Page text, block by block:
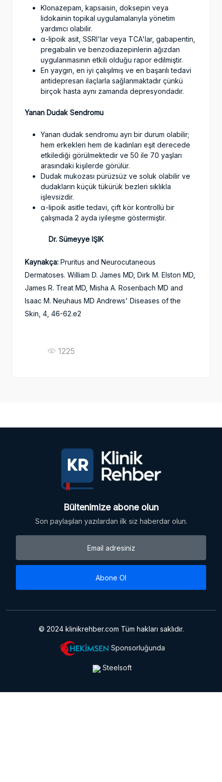
Klonazepam, kapsaisin, doksepin veya
lidokainin topikal uygulamalarıyla yönetim
yardımcı olabilir.
α-lipoik asit, SSRI'lar veya TCA'lar, gabapentin,
pregabalin ve benzodiazepinlerin ağızdan
uygulanmasının etkili olduğu rapor edilmiştir.
En yaygın, en iyi çalışılmış ve en başarılı tedavi
antidepresan ilaçlarla sağlanmaktadır çünkü
birçok hasta aynı zamanda depresyondadır.
Yanan Dudak Sendromu
Yanan dudak sendromu ayrı bir durum olabilir;
hem erkekleri hem de kadınları eşit derecede
etkilediği görülmektedir ve 50 ile 70 yaşları
arasındaki kişilerde görülür.
Dudak mukozası pürüzsüz ve soluk olabilir ve
dudakların küçük tükürük bezleri sıklıkla
işlevsizdir.
α-lipoik asitle tedavi, çift kör kontrollü bir
çalışmada 2 ayda iyileşme göstermiştir.
Dr. Sümeyye IŞIK
Kaynakça: Pruritus and Neurocutaneous
Dermatoses. William D. James MD, Dirk M. Elston MD,
James R. Treat MD, Misha A. Rosenbach MD and
Isaac M. Neuhaus MD Andrews' Diseases of the
Skin, 4, 46-62.e2
1225
Bültenimize abone olun
Son paylaşılan yazılardan ilk siz haberdar olun.
Abone Ol
© 2024 klinikrehber.com Tüm hakları saklıdır.
Sponsorluğunda
Steelsoft